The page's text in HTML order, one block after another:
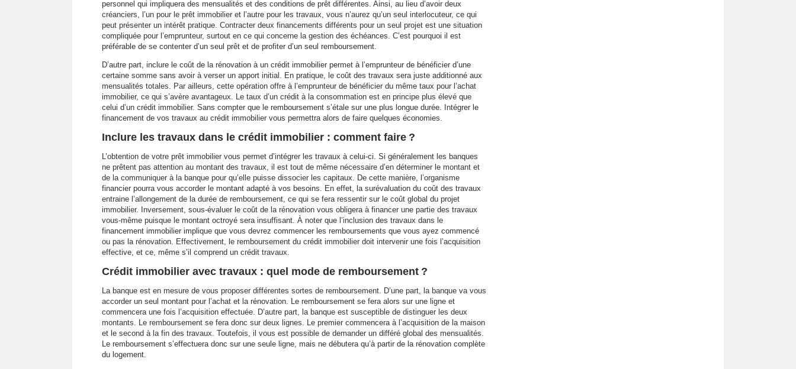
personnel qui impliquera des mensualités et des conditions de prêt différentes. Ainsi, au lieu d’avoir deux
créanciers, l’un pour le prêt immobilier et l’autre pour les travaux, vous n’aurez qu’un seul interlocuteur, ce qui
peut présenter un intérêt pratique. Contracter deux financements différents pour un seul projet est une situation
compliquée pour l’emprunteur, surtout en ce qui concerne la gestion des échéances. C’est pourquoi il est
préférable de se contenter d’un seul prêt et de profiter d’un seul remboursement.
D’autre part, inclure le coût de la rénovation à un crédit immobilier permet à l’emprunteur de bénéficier d’une
certaine somme sans avoir à verser un apport initial. En pratique, le coût des travaux sera juste additionné aux
mensualités totales. Par ailleurs, cette opération offre à l’emprunteur de bénéficier du même taux pour l’achat
immobilier, ce qui s’avère avantageux. Le taux d’un crédit à la consommation est en principe plus élevé que
celui d’un crédit immobilier. Sans compter que le remboursement s’étale sur une plus longue durée. Intégrer le
financement de vos travaux au crédit immobilier vous permettra alors de faire quelques économies.
Inclure les travaux dans le crédit immobilier : comment faire ?
L’obtention de votre prêt immobilier vous permet d’intégrer les travaux à celui-ci. Si généralement les banques
ne prêtent pas attention au montant des travaux, il est tout de même nécessaire d’en déterminer le montant et
de la communiquer à la banque pour qu’elle puisse dissocier les capitaux. De cette manière, l’organisme
financier pourra vous accorder le montant adapté à vos besoins. En effet, la surévaluation du coût des travaux
entraine l’allongement de la durée de remboursement, ce qui se fera ressentir sur le coût global du projet
immobilier. Inversement, sous-évaluer le coût de la rénovation vous obligera à financer une partie des travaux
vous-même puisque le montant octroyé sera insuffisant. À noter que l’inclusion des travaux dans le
financement immobilier implique que vous devrez commencer les remboursements que vous ayez commencé
ou pas la rénovation. Effectivement, le remboursement du crédit immobilier doit intervenir une fois l’acquisition
effective, et ce, même s’il comprend un crédit travaux.
Crédit immobilier avec travaux : quel mode de remboursement ?
La banque est en mesure de vous proposer différentes sortes de remboursement. D’une part, la banque va vous
accorder un seul montant pour l’achat et la rénovation. Le remboursement se fera alors sur une ligne et
commencera une fois l’acquisition effectuée. D’autre part, la banque est susceptible de distinguer les deux
montants. Le remboursement se fera donc sur deux lignes. Le premier commencera à l’acquisition de la maison
et le second à la fin des travaux. Toutefois, il vous est possible de demander un différé global des mensualités.
Le remboursement s’effectuera donc sur une seule ligne, mais ne débutera qu’à partir de la rénovation complète
du logement.